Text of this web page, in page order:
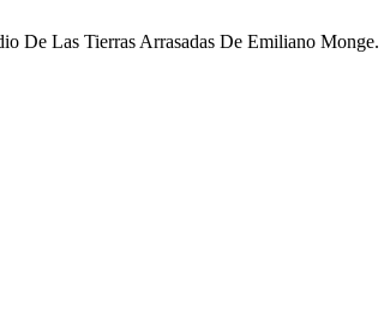
De Las Tierras Arrasadas De Emiliano Monge.